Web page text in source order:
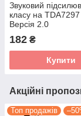
Звуковий
класу на
Версія 2.0
182 ₴
Купити
Акційні
Топ продажів